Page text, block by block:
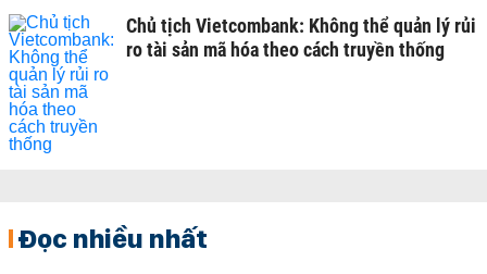
Chủ tịch Vietcombank: Không thể quản lý rủi
ro tài sản mã hóa theo cách truyền thống
Đọc nhiều nhất